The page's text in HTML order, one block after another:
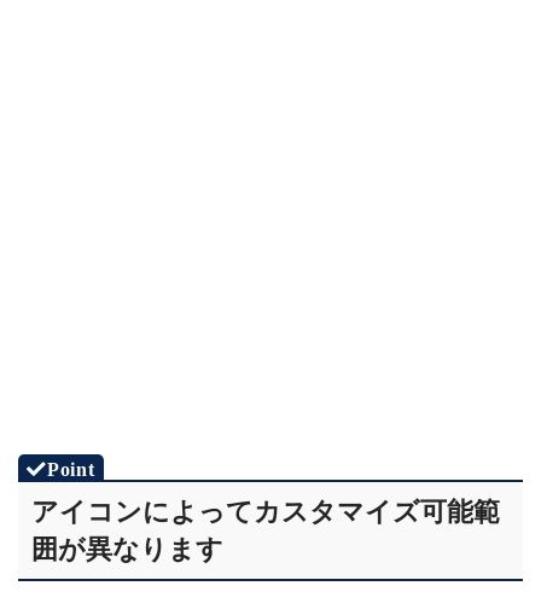
アイコンによってカスタマイズ可能範
囲が異なります